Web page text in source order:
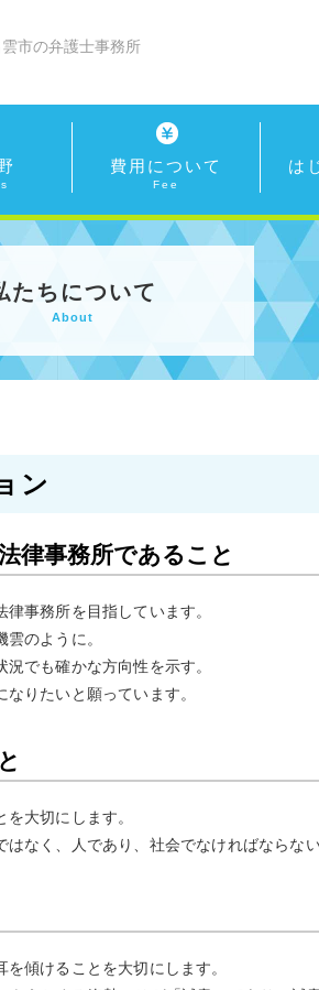
市の弁護士事務所
費用について は
たちについて
About
ン
律事務所であること
事務所を目指しています。
のように。
でも確かな方向性を示す。
りたいと願っています。
大切にします。
なく、人であり、社会でなければならな
傾けることを大切にします。